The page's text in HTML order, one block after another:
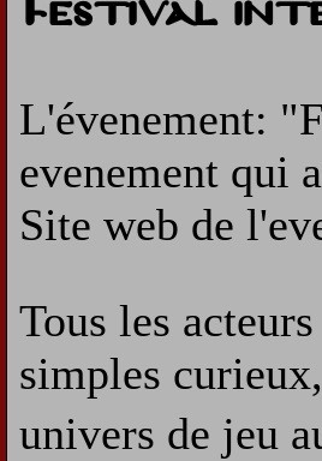
L'évenement:
evenement qui
Site web de
Tous les
simples
univers de jeu